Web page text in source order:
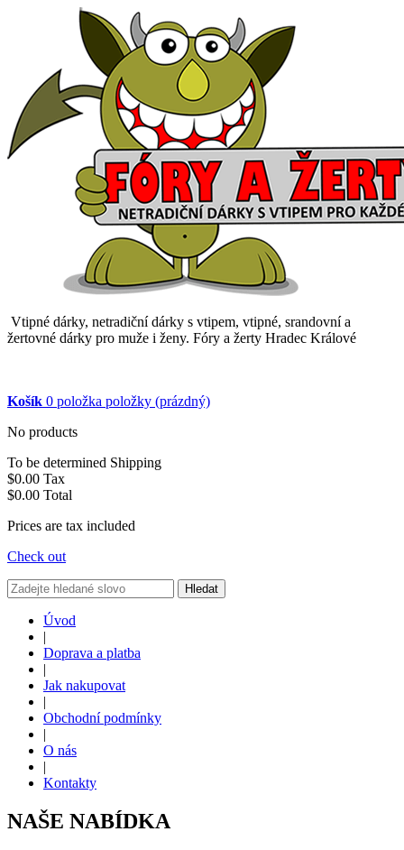
Vtipné dárky, netradiční dárky s vtipem, vtipné, srandovní a
žertovné dárky pro muže i ženy. Fóry a žerty Hradec Králové
Košík 0 položka položky (prázdný)
No products
To be determined Shipping
$0.00 Tax
$0.00 Total
Prices are tax included
Check out
Hledat
Úvod
|
Doprava a platba
|
Jak nakupovat
|
Obchodní podmínky
|
O nás
|
Kontakty
NAŠE NABÍDKA